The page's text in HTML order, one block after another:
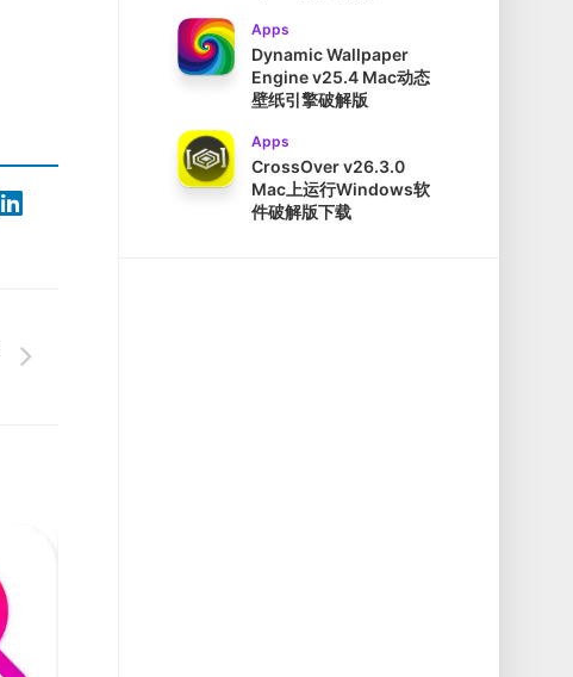
Apps
Dynamic Wallpaper
Engine v25.4 Mac动态
壁纸引擎破解版
Apps
CrossOver v26.3.0
Mac上运行Windows软
件破解版下载